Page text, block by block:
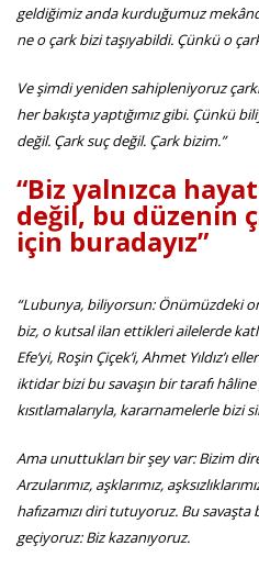
geldiğimiz anda kurduğumuz
ne o çark bizi taşıyabildi. Çünkü o
Ve şimdi yeniden sahipleniyoruz
her bakışta yaptığımız gibi. Çünkü
değil. Çark suç değil. Çark bizim.”
“Biz yalnızca
değil, bu düzenin
için buradayız”
“Lubunya, biliyorsun: Önümüzdeki on
biz, o kutsal ilan ettikleri ailelerde
Efe’yi, Roşin Çiçek’i, Ahmet Yıldız’ı
iktidar bizi bu savaşın bir tarafı
kısıtlamalarıyla, kararnamelerle bizi
Ama unuttukları bir şey var: Bizim
Arzularımız, aşklarımız,
hafızamızı diri tutuyoruz. Bu
geçiyoruz: Biz kazanıyoruz.